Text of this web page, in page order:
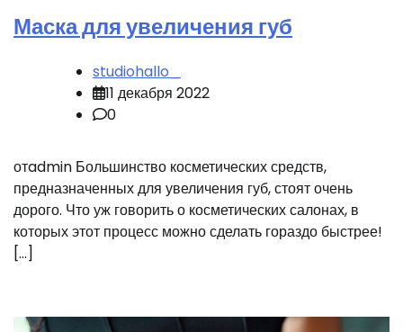
Маска для увеличения губ
studiohallo_
11 декабря 2022
0
отadmin Большинство косметических средств,
предназначенных для увеличения губ, стоят очень
дорого. Что уж говорить о косметических салонах, в
которых этот процесс можно сделать гораздо быстрее!
[…]